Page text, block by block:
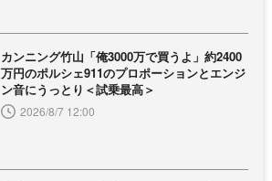
カンニング竹山「俺3000万で買うよ」約2400
万円のポルシェ911のプロポーションとエンジ
ン音にうっとり＜試乗最高＞
2026/8/7 12:00